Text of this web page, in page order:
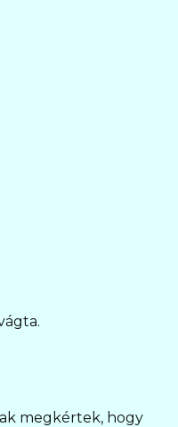
megkértek, hogy